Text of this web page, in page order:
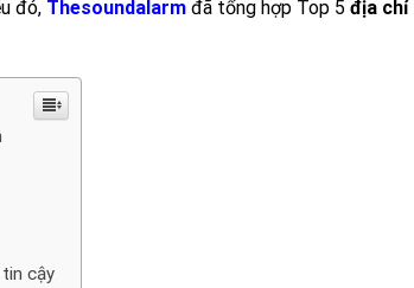
đó, Thesoundalarm đã tổng hợp Top 5 địa chỉ
cậy